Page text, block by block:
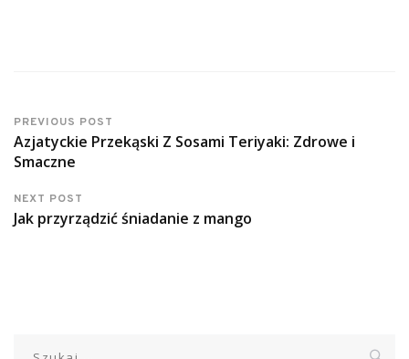
PREVIOUS POST
Azjatyckie Przekąski Z Sosami Teriyaki: Zdrowe i
Smaczne
NEXT POST
Jak przyrządzić śniadanie z mango